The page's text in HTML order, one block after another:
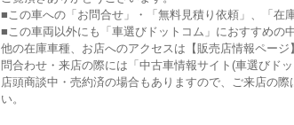
■この車への「お問合せ」・「無料見積り依頼」、「在
■この車両以外にも「車選びドットコム」におすすめの
他の在庫車種、お店へのアクセスは【販売店情報ページ
問合わせ・来店の際には「中古車情報サイト(車選びド
店頭商談中・売約済の場合もありますので、ご来店の
い。